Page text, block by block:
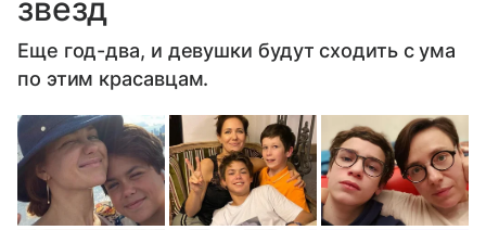
звезд
Еще год-два, и девушки будут сходить с ума
по этим красавцам.